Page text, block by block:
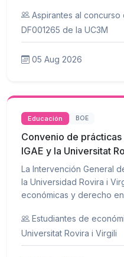
Aspirantes al
DF001265 de la UC3M
05 Aug 2026
Educación BOE
Convenio de
IGAE y la Universitat
La Intervención General
la Universidad Rovira i
económicas y derecho
Estudiantes de
Universitat Rovira i Virgili